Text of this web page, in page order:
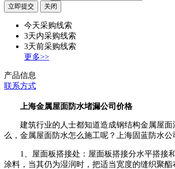
今天采购线索
3天内采购线索
3天前采购线索
更多>>
产品信息
联系方式
上海金属屋面防水堵漏公司价格
建筑行业的人士都知道造成钢结构金属屋面
么，金属屋面防水怎么施工呢？上海固蓝防水
1、屋面板搭接处：屋面板搭接分水平搭接和
涂料，当其仍为湿润时，把适当宽度的缝织聚